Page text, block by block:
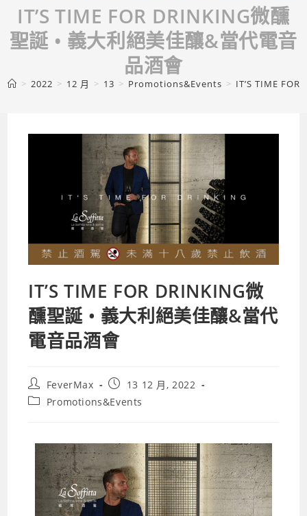
IT’S TIME FOR DRINKING微醺
聖誕 • 義大利絕美佳釀&當代電音
品酒會
> 2022 > 12 月 > 13 > Promotions&Events > IT’S TIME
IT’S TIME FOR DRINKING微
醺聖誕 • 義大利絕美佳釀&當代
電音品酒會
FeverMax
13 12 月, 2022
Promotions&Events